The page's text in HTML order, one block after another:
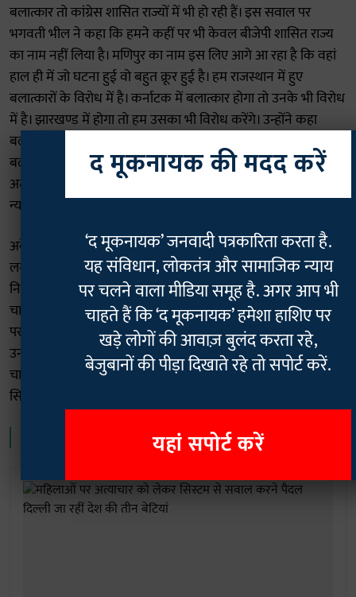
बलात्कार तो कांग्रेस शासित राज्यों में भी हो रही हैं। इस सवाल पर
भगवती भील ने कहा कि हमने कहीं पर भी केवल बीजेपी शासित राज्य
का नाम नहीं लिया है। मणिपुर का नाम इस लिए आगे आ रहा है कि वहां
हाल ही में जो घटना हुई वो बहुत क्रूर हुई है। हम राजस्थान में हुए
बलात्कारों के विरोध में है। कर्नाटक में बलात्कार होगा तो उनके भी विरोध
में है। झारखण्ड में होगा तो हम उसका भी विरोध करेंगे। उन्होंने कहा
बलात्कार ना जात देखता है ना ही धर्म देखता है। ना देश की सीमा
बलात्कारी के लिए मायने रखती है। हम केवल महिलाओं के साथ हो रहे
अत्याचारों के खिलाफ हैं, चाहे वो किसी भी जाति या धर्म से हो। हम उनके
न्याय के लिए भी लड़ेंगे।
अकेले दिल्ली पैदल कूच पर डर के सवाल पर भगवती ने कहा कि हमें डर
लगता है, लेकिन हमारे आत्मविश्वास के बल पर हम सड़कों पर इसलिए
निकले हैं कि दूसरी महिलाओं को डर नहीं लगे। इसीलिए हम पैदल जाना
चाहते हैं। हर महिला इतनी मजबूत तो नहीं हो सकती कि वो इस तरह रोड
पर निकल जाए। बिना बाप-भाई और पति के निकल जाए। डर लगता है।
उन्होंने कहा कि हो सकता है कि हमारे साथ भी रास्ते में कुछ हो जाए। हम
चाहते हैं कि हर महिला निडर होकर निकल जाए ऐसा भारत का कानूनी
सिस्टम होना चाहिए।